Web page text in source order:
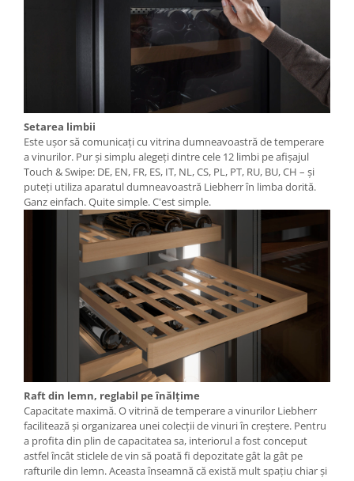
Setarea limbii
Este ușor să comunicați cu vitrina dumneavoastră de temperare
a vinurilor. Pur și simplu alegeți dintre cele 12 limbi pe afișajul
Touch & Swipe: DE, EN, FR, ES, IT, NL, CS, PL, PT, RU, BU, CH – și
puteți utiliza aparatul dumneavoastră Liebherr în limba dorită.
Ganz einfach. Quite simple. C'est simple.
Raft din lemn, reglabil pe înălţime
Capacitate maximă. O vitrină de temperare a vinurilor Liebherr
facilitează și organizarea unei colecții de vinuri în creștere. Pentru
a profita din plin de capacitatea sa, interiorul a fost conceput
astfel încât sticlele de vin să poată fi depozitate gât la gât pe
rafturile din lemn. Aceasta înseamnă că există mult spaţiu chiar şi